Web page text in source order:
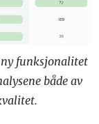
funksjonalitet
både av